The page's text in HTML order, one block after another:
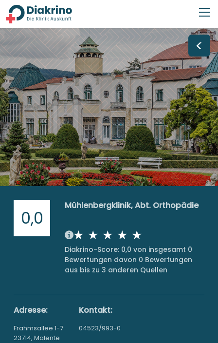
<
0,0
Mühlenbergklinik, Abt. Orthopädie
Diakrino-Score: 0,0 von insgesamt 0
Bewertungen davon 0 Bewertungen
aus bis zu 3 anderen Quellen
Adresse:
Frahmsallee 1-7
23714, Malente
Kontakt:
04523/993-0